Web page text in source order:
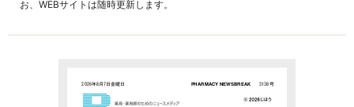
お、WEBサイトは随時更新します。